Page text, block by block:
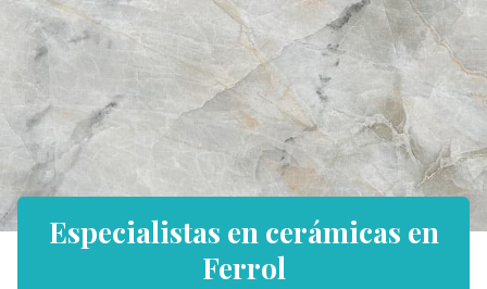
Especialistas en cerámicas en
Ferrol